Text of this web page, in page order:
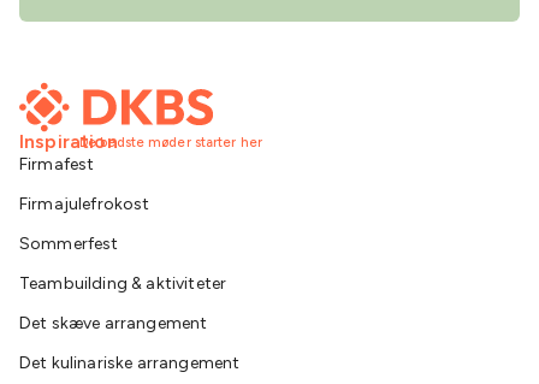
De bedste møder starter her
Inspiration
Firmafest
Firmajulefrokost
Sommerfest
Teambuilding & aktiviteter
Det skæve arrangement
Det kulinariske arrangement